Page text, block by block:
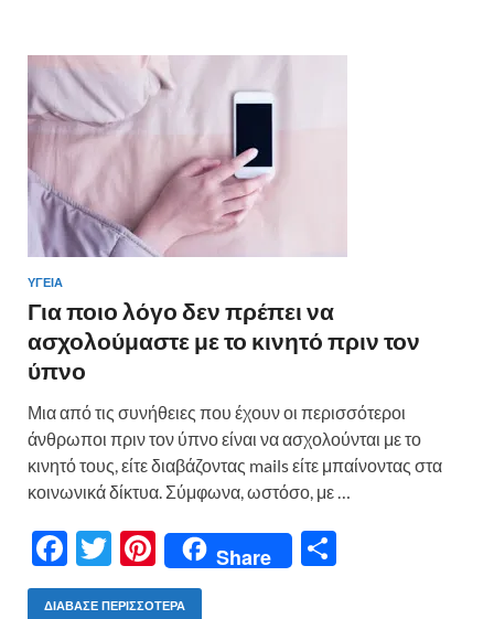
o
o
k
t
σ
ΥΓΕΙΑ
Για ποιο λόγο δεν πρέπει να
ασχολούμαστε με το κινητό πριν τον
ύπνο
Μια από τις συνήθειες που έχουν οι περισσότεροι
άνθρωποι πριν τον ύπνο είναι να ασχολούνται με το
κινητό τους, είτε διαβάζοντας mails είτε μπαίνοντας στα
κοινωνικά δίκτυα. Σύμφωνα, ωστόσο, με …
F
ac
T
w
Pi
nt
Share
ΔΙΆΒΑΣΕ ΠΕΡΙΣΣΌΤΕΡΑ